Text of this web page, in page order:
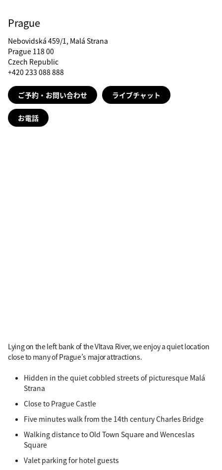
Prague
Nebovidská 459/1, Malá Strana
Prague 118 00
Czech Republic
+420 233 088 888
ご予約・お問い合わせ ライブチャット
お電話
Lying on the left bank of the Vltava River, we enjoy a quiet location
close to many of Prague’s major attractions.
Hidden in the quiet cobbled streets of picturesque Malá
Strana
Close to Prague Castle
Five minutes walk from the 14th century Charles Bridge
Walking distance to Old Town Square and Wenceslas
Square
Valet parking for hotel guests